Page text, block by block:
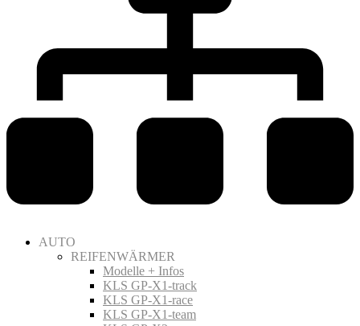
AUTO
REIFENWÄRMER
Modelle + Infos
KLS GP-X1-track
KLS GP-X1-race
KLS GP-X1-team